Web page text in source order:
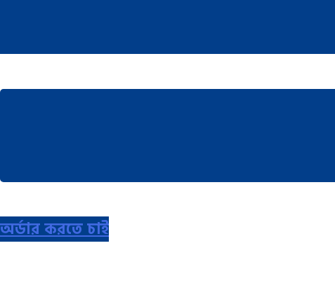
অর্ডার করতে চাই